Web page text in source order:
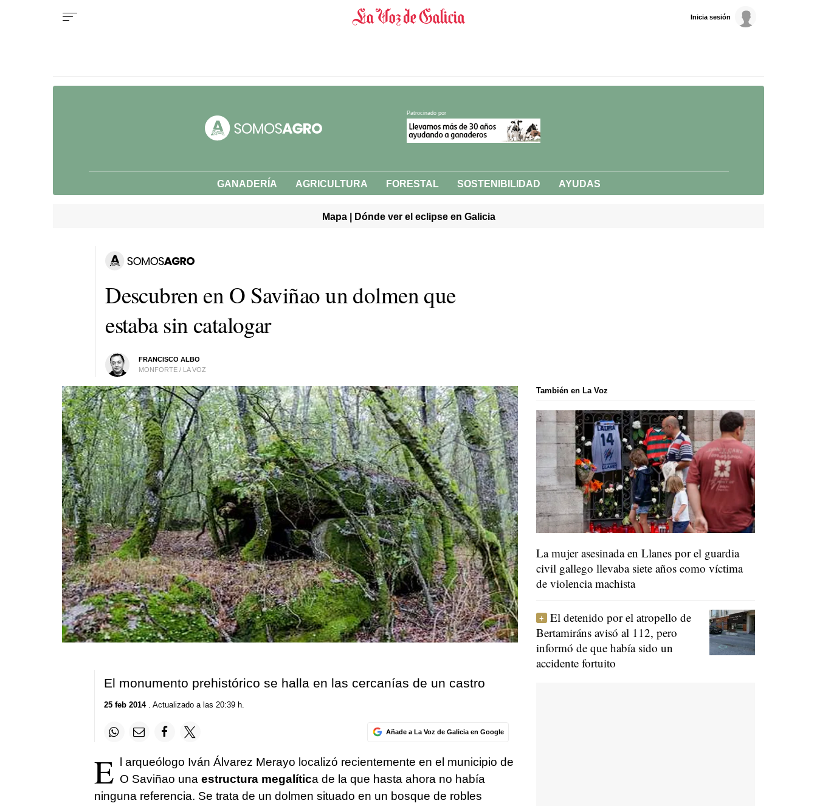
Inicia sesión
Patrocinado por
GANADERÍA AGRICULTURA FORESTAL SOSTENIBILIDAD AYUDAS
Mapa | Dónde ver el eclipse en Galicia
Descubren en O Saviñao un dolmen que
estaba sin catalogar
FRANCISCO ALBO
MONFORTE / LA VOZ
El monumento prehistórico se halla en las cercanías de un castro
25 feb 2014. Actualizado a las 20:39 h.
Añade a La Voz de Galicia en Google
E
l arqueólogo Iván Álvarez Merayo localizó recientemente en el municipio de
O Saviñao una estructura megalítica de la que hasta ahora no había
ninguna referencia. Se trata de un dolmen situado en un bosque de robles
También en La Voz
La mujer asesinada en Llanes por el guardia
civil gallego llevaba siete años como víctima
de violencia machista
El detenido por el atropello de
Bertamiráns avisó al 112, pero
informó de que había sido un
accidente fortuito